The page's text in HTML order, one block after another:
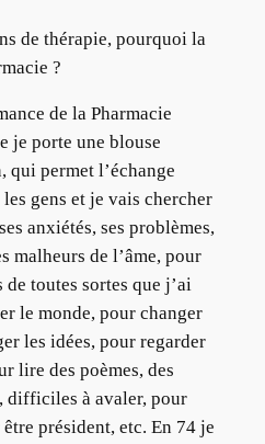
de thérapie, pourquoi la
?
de la Pharmacie
je porte une blouse
qui permet l’échange
gens et je vais chercher
anxiétés, ses problèmes,
malheurs de l’âme, pour
toutes sortes que j’ai
le monde, pour changer
les idées, pour regarder
lire des poèmes, des
difficiles à avaler, pour
président, etc. En 74 je